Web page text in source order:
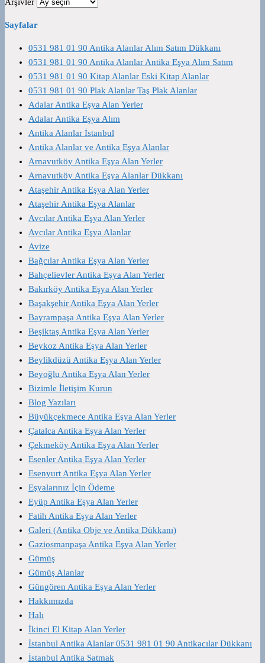
Sayfalar
0531 981 01 90 Antika Alanlar Alım Satım Dükkanı
0531 981 01 90 Antika Alanlar Antika Eşya Alım Satım
0531 981 01 90 Kitap Alanlar Eski Kitap Alanlar
0531 981 01 90 Plak Alanlar Taş Plak Alanlar
Adalar Antika Eşya Alan Yerler
Adalar Antika Eşya Alım
Antika Alanlar İstanbul
Antika Alanlar ve Antika Eşya Alanlar
Arnavutköy Antika Eşya Alan Yerler
Arnavutköy Antika Eşya Alanlar Dükkanı
Ataşehir Antika Eşya Alan Yerler
Ataşehir Antika Eşya Alanlar
Avcılar Antika Eşya Alan Yerler
Avcılar Antika Eşya Alanlar
Avize
Bağcılar Antika Eşya Alan Yerler
Bahçelievler Antika Eşya Alan Yerler
Bakırköy Antika Eşya Alan Yerler
Başakşehir Antika Eşya Alan Yerler
Bayrampaşa Antika Eşya Alan Yerler
Beşiktaş Antika Eşya Alan Yerler
Beykoz Antika Eşya Alan Yerler
Beylikdüzü Antika Eşya Alan Yerler
Beyoğlu Antika Eşya Alan Yerler
Bizimle İletişim Kurun
Blog Yazıları
Büyükçekmece Antika Eşya Alan Yerler
Çatalca Antika Eşya Alan Yerler
Çekmeköy Antika Eşya Alan Yerler
Esenler Antika Eşya Alan Yerler
Esenyurt Antika Eşya Alan Yerler
Eşyalarınız İçin Ödeme
Eyüp Antika Eşya Alan Yerler
Fatih Antika Eşya Alan Yerler
Galeri (Antika Obje ve Antika Dükkanı)
Gaziosmanpaşa Antika Eşya Alan Yerler
Gümüş
Gümüş Alanlar
Güngören Antika Eşya Alan Yerler
Hakkımızda
Halı
İkinci El Kitap Alan Yerler
İstanbul Antika Alanlar 0531 981 01 90 Antikacılar Dükkanı
İstanbul Antika Satmak